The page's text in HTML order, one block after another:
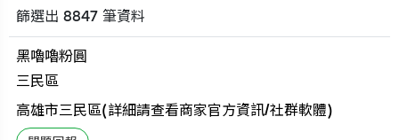
篩選出 8847 筆資料
黑嚕嚕粉圓
三民區
高雄市三民區(詳細請查看商家官方資訊/社群軟體)